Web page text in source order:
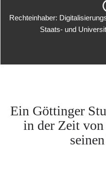
Rechteinhaber:
Staats- und
Ein Göttinger
in der Zeit